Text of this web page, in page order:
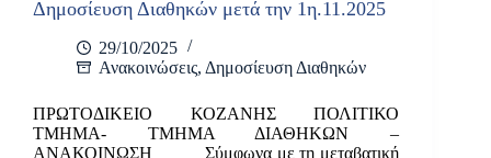
Δημοσίευση Διαθηκών μετά την 1η.11.2025
29/10/2025
Ανακοινώσεις, Δημοσίευση Διαθηκών
ΠΡΩΤΟΔΙΚΕΙΟ ΚΟΖΑΝΗΣ ΠΟΛΙΤΙΚΟ
ΤΜΗΜΑ- ΤΜΗΜΑ ΔΙΑΘΗΚΩΝ –
ΑΝΑΚΟΙΝΩΣΗ Σύμφωνα με τη μεταβατική